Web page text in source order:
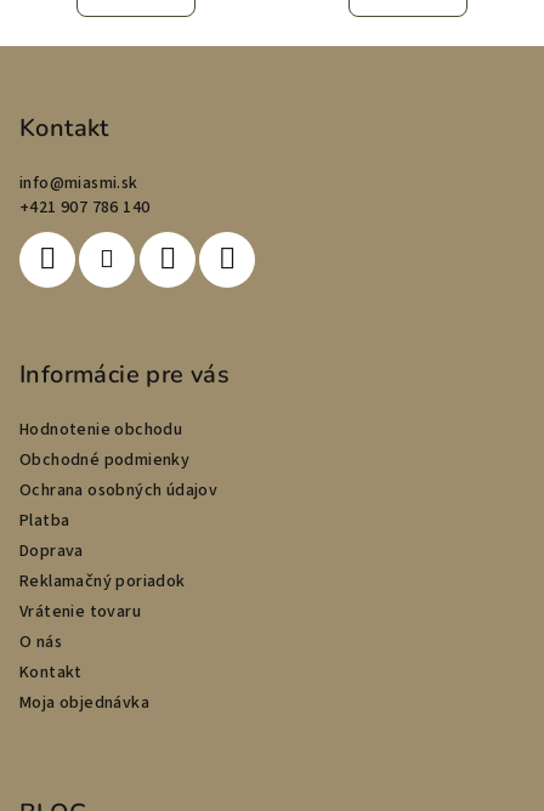
Kontakt
info@miasmi.sk
+421 907 786 140
Informácie pre vás
Hodnotenie obchodu
Obchodné podmienky
Ochrana osobných údajov
Platba
Doprava
Reklamačný poriadok
Vrátenie tovaru
O nás
Kontakt
Moja objednávka